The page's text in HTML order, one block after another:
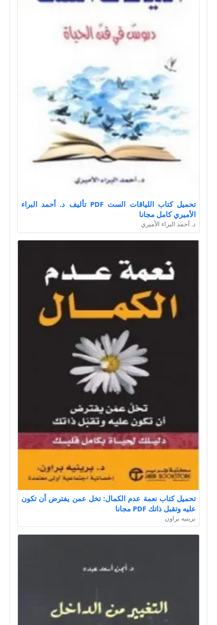
تحميل كتاب اللياقات الست PDF تأليف د. أحمد البراء
الأميري كامل مجانا
د. أحمد البراء الأميري
تحميل كتاب نعمة عدم الكمال: تخل عمن يفترض أن تكون
عليه وتقبل ذاتك PDF مجانا
برينيه براون